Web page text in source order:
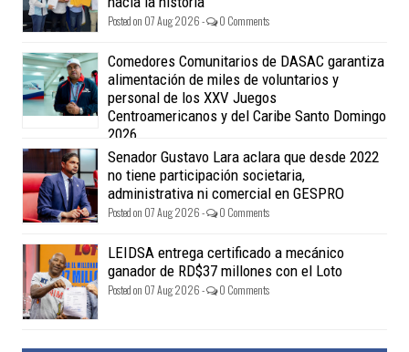
Posted on 07 Aug 2026 - 0 Comments
Comedores Comunitarios de DASAC garantiza
alimentación de miles de voluntarios y
personal de los XXV Juegos
Centroamericanos y del Caribe Santo Domingo
2026
Posted on 07 Aug 2026 - 0 Comments
Senador Gustavo Lara aclara que desde 2022
no tiene participación societaria,
administrativa ni comercial en GESPRO
Posted on 07 Aug 2026 - 0 Comments
LEIDSA entrega certificado a mecánico
ganador de RD$37 millones con el Loto
Posted on 07 Aug 2026 - 0 Comments